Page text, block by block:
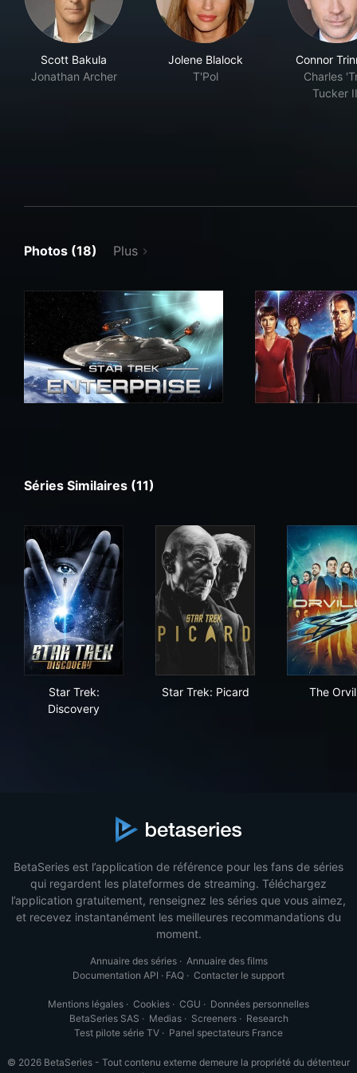
Scott Bakula
Jonathan Archer
Jolene Blalock
T'Pol
Connor
Charles
Tucker
Photos (18) Plus
Séries Similaires (11)
Star Trek:
Discovery
Star Trek: Picard The
BetaSeries est l’application de référence pour les fans de séries
qui regardent les plateformes de streaming. Téléchargez
l’application gratuitement, renseignez les séries que vous aimez,
et recevez instantanément les meilleures recommandations du
moment.
Annuaire des séries· Annuaire des films
Documentation API · FAQ · Contacter le support
Mentions légales · Cookies · CGU · Données personnelles
BetaSeries SAS · Medias· Screeners· Research
Test pilote série TV · Panel spectateurs France
© 2026 BetaSeries - Tout contenu externe demeure la propriété du détenteur